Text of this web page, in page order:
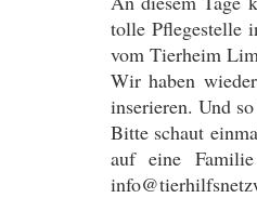
tolle Pflegestelle
vom Tierheim
Wir haben
inserieren. Und
Bitte schaut
auf eine